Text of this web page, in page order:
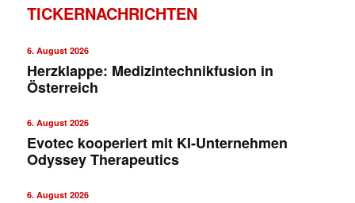
TICKERNACHRICHTEN
6. August 2026
Herzklappe: Medizintechnikfusion in
Österreich
6. August 2026
Evotec kooperiert mit KI-Unternehmen
Odyssey Therapeutics
6. August 2026